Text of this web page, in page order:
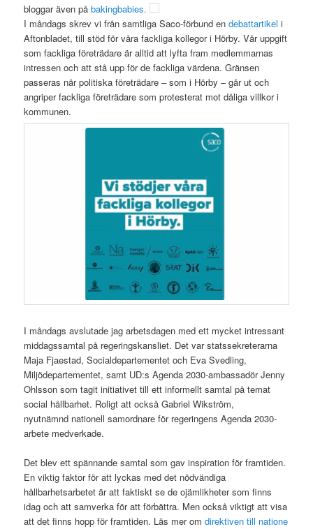
bloggar även påbakingbabies.
I måndags skrev vi från samtliga Saco-förbund endebattartikel i
Aftonbladet, till stöd för våra fackliga kollegor i Hörby. Vår uppgift
som fackliga företrädare är alltid att lyfta fram medlemmarnas
intressen och att stå upp för de fackliga värdena. Gränsen
passeras när politiska företrädare – som i Hörby – går ut och
angriper fackliga företrädare som protesterat mot dåliga villkor i
kommunen.
I måndags avslutade jag arbetsdagen med ett mycket intressant
middagssamtal på regeringskansliet. Det var statssekreterarna
Maja Fjaestad, Socialdepartementet och Eva Svedling,
Miljödepartementet, samt UD:s Agenda 2030-ambassadör Jenny
Ohlsson som tagit initiativet till ett informellt samtal på temat
social hållbarhet. Roligt att också Gabriel Wikström,
nyutnämnd nationell samordnare för regeringens Agenda 2030-
arbete medverkade.
Det blev ett spännande samtal som gav inspiration för framtiden.
En viktig faktor för att lyckas med det nödvändiga
hållbarhetsarbetet är att faktiskt se de ojämlikheter som finns
idag och att samverka för att förbättra. Men också viktigt att visa
att det finns hopp för framtiden. Läs mer omdirektiven till natione